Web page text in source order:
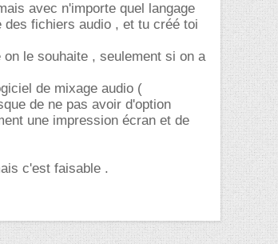
avec n'importe quel langage
fichiers audio , et tu créé toi
le souhaite , seulement si on a
de mixage audio (
de ne pas avoir d'option
une impression écran et de
c'est faisable .